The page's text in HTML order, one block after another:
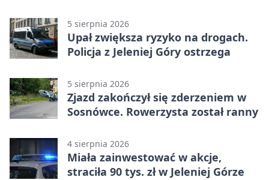
5 sierpnia 2026
Upał zwiększa ryzyko na drogach.
Policja z Jeleniej Góry ostrzega
5 sierpnia 2026
Zjazd zakończył się zderzeniem w
Sosnówce. Rowerzysta został ranny
4 sierpnia 2026
Miała zainwestować w akcje,
straciła 90 tys. zł w Jeleniej Górze